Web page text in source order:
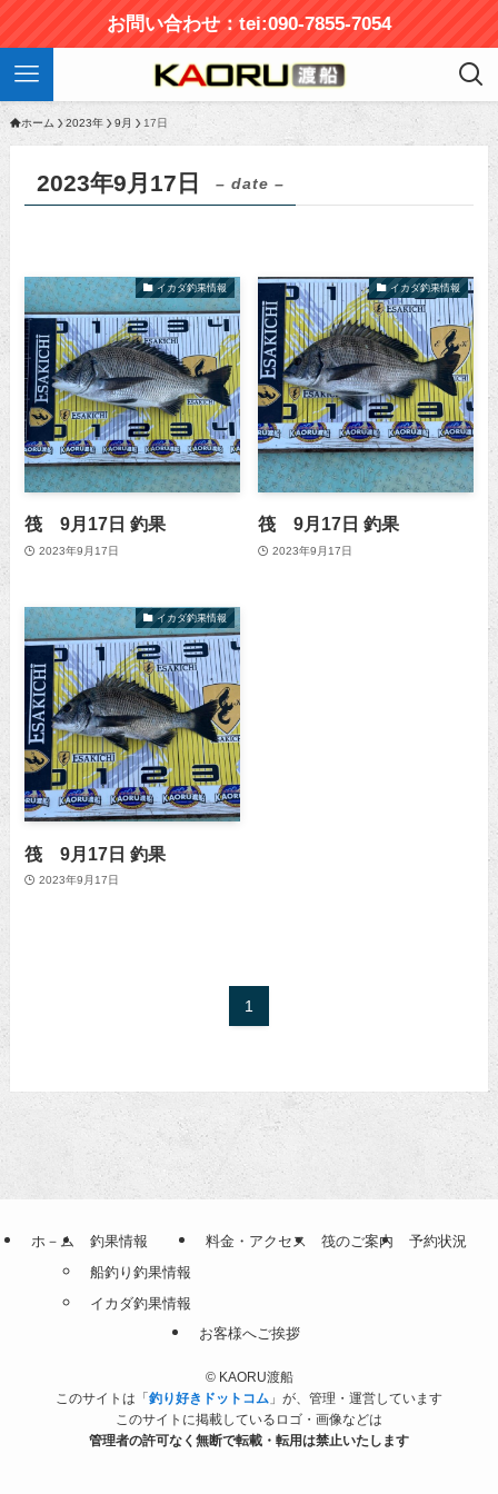
お問い合わせ：tei:090-7855-7054
ホーム 2023年 9月 17日
2023年9月17日 – date –
イカダ釣果情報
筏 9月17日 釣果
2023年9月17日
イカダ釣果情報
筏 9月17日 釣果
2023年9月17日
イカダ釣果情報
筏 9月17日 釣果
2023年9月17日
1
ホ－ム
釣果情報
船釣り釣果情報
イカダ釣果情報
料金・アクセス 筏のご案内 予約状況
お客様へご挨拶
©KAORU渡船
このサイトは「釣り好きドットコム 」が、管理・運営しています
このサイトに掲載しているロゴ・画像などは
管理者の許可なく無断で転載・転用は禁止いたします